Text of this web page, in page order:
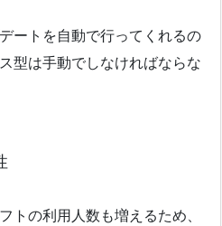
ートを自動で行ってくれるの
型は手動でしなければならな
トの利用人数も増えるため、